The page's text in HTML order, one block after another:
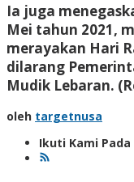
Ia juga
Mei tahun 2021,
merayakan Hari
dilarang
Mudik Lebaran.
oleh targetnusa
Ikuti Kami Pada